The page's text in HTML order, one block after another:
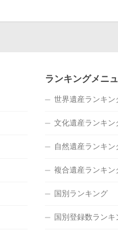
ランキングメニ
世界遺産ランキン
文化遺産ランキン
自然遺産ランキン
複合遺産ランキン
国別ランキング
国別登録数ランキ